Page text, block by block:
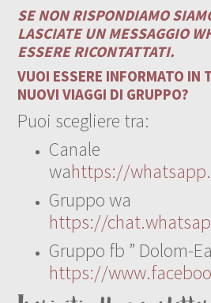
SE NON RISPONDIAMO
LASCIATE UN MESSAGGIO
ESSERE RICONTATTATI.
VUOI ESSERE INFORMATO IN
NUOVI VIAGGI DI GRUPPO?
Puoi scegliere tra:
Canale
wahttps://
Gruppo wa
https://
Gruppo fb ” Dolom-
https://